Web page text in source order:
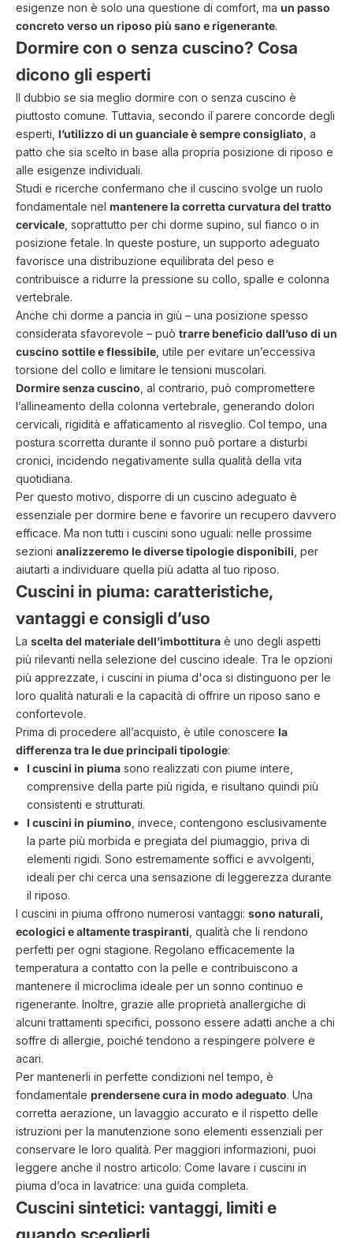
esigenze non è solo una questione di comfort, ma un passo
concreto verso un riposo più sano e rigenerante.
Dormire con o senza cuscino? Cosa
dicono gli esperti
Il dubbio se sia meglio dormire con o senza cuscino è
piuttosto comune. Tuttavia, secondo il parere concorde degli
esperti, l’utilizzo di un guanciale è sempre consigliato , a
patto che sia scelto in base alla propria posizione di riposo e
alle esigenze individuali.
Studi e ricerche confermano che il cuscino svolge un ruolo
fondamentale nel mantenere la corretta curvatura del tratto
cervicale , soprattutto per chi dorme supino, sul fianco o in
posizione fetale. In queste posture, un supporto adeguato
favorisce una distribuzione equilibrata del peso e
contribuisce a ridurre la pressione su collo, spalle e colonna
vertebrale.
Anche chi dorme a pancia in giù – una posizione spesso
considerata sfavorevole – può trarre beneficio dall’uso di un
cuscino sottile e flessibile , utile per evitare un’eccessiva
torsione del collo e limitare le tensioni muscolari.
Dormire senza cuscino , al contrario, può compromettere
l’allineamento della colonna vertebrale, generando dolori
cervicali, rigidità e affaticamento al risveglio. Col tempo, una
postura scorretta durante il sonno può portare a disturbi
cronici, incidendo negativamente sulla qualità della vita
quotidiana.
Per questo motivo, disporre di un cuscino adeguato è
essenziale per dormire bene e favorire un recupero davvero
efficace. Ma non tutti i cuscini sono uguali: nelle prossime
sezioni analizzeremo le diverse tipologie disponibili , per
aiutarti a individuare quella più adatta al tuo riposo.
Cuscini in piuma: caratteristiche,
vantaggi e consigli d’uso
La scelta del materiale dell’imbottitura è uno degli aspetti
più rilevanti nella selezione del cuscino ideale. Tra le opzioni
più apprezzate, i cuscini in piuma d'oca si distinguono per le
loro qualità naturali e la capacità di offrire un riposo sano e
confortevole.
Prima di procedere all’acquisto, è utile conoscere la
differenza tra le due principali tipologie:
I cuscini in piuma sono realizzati con piume intere,
comprensive della parte più rigida, e risultano quindi più
consistenti e strutturati.
I cuscini in piumino , invece, contengono esclusivamente
la parte più morbida e pregiata del piumaggio, priva di
elementi rigidi. Sono estremamente soffici e avvolgenti,
ideali per chi cerca una sensazione di leggerezza durante
il riposo.
I cuscini in piuma offrono numerosi vantaggi: sono naturali,
ecologici e altamente traspiranti , qualità che li rendono
perfetti per ogni stagione. Regolano efficacemente la
temperatura a contatto con la pelle e contribuiscono a
mantenere il microclima ideale per un sonno continuo e
rigenerante. Inoltre, grazie alle proprietà anallergiche di
alcuni trattamenti specifici, possono essere adatti anche a chi
soffre di allergie, poiché tendono a respingere polvere e
acari.
Per mantenerli in perfette condizioni nel tempo, è
fondamentale prendersene cura in modo adeguato. Una
corretta aerazione, un lavaggio accurato e il rispetto delle
istruzioni per la manutenzione sono elementi essenziali per
conservare le loro qualità. Per maggiori informazioni, puoi
leggere anche il nostro articolo: Come lavare i cuscini in
piuma d’oca in lavatrice: una guida completa.
Cuscini sintetici: vantaggi, limiti e